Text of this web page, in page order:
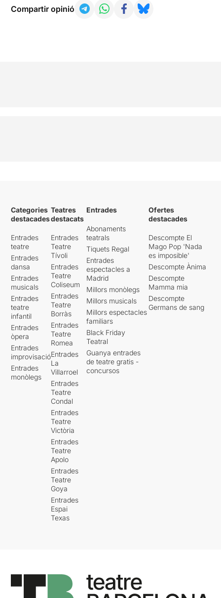
Compartir opinió
Categories
destacades
Entrades
teatre
Entrades
dansa
Entrades
musicals
Entrades
teatre
infantil
Entrades
òpera
Entrades
improvisació
Entrades
monòlegs
Teatres
destacats
Entrades
Teatre
Tívoli
Entrades
Teatre
Coliseum
Entrades
Teatre
Borràs
Entrades
Teatre
Romea
Entrades
La
Villarroel
Entrades
Teatre
Condal
Entrades
Teatre
Victòria
Entrades
Teatre
Apolo
Entrades
Teatre
Goya
Entrades
Espai
Texas
Entrades
Abonaments
teatrals
Tiquets Regal
Entrades
espectacles a
Madrid
Millors monòlegs
Millors musicals
Millors espectacles
familiars
Black Friday
Teatral
Guanya entrades
de teatre gratis -
concursos
Ofertes
destacades
Descompte El
Mago Pop 'Nada
es imposible'
Descompte Ànima
Descompte
Mamma mia
Descompte
Germans de sang